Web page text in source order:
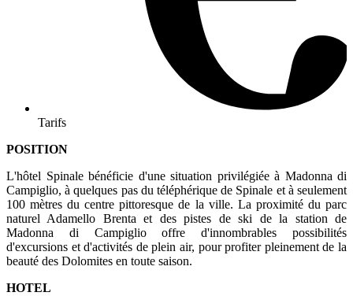
Tarifs
POSITION
L'hôtel Spinale bénéficie d'une situation privilégiée à Madonna di
Campiglio, à quelques pas du téléphérique de Spinale et à seulement
100 mètres du centre pittoresque de la ville. La proximité du parc
naturel Adamello Brenta et des pistes de ski de la station de
Madonna di Campiglio offre d'innombrables possibilités
d'excursions et d'activités de plein air, pour profiter pleinement de la
beauté des Dolomites en toute saison.
HOTEL